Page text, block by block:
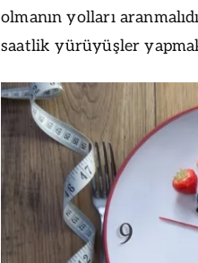
olmanın yolları
saatlik yürüyüşler